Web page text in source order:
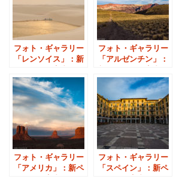
フォト・ギャラリー
「レンソイス」：新
フォト・ギャラリー
「アルゼンチン」：
フォト・ギャラリー
「アメリカ」：新ペ
フォト・ギャラリー
「スペイン」：新ペ